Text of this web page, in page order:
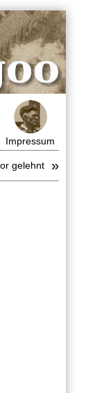
Impressum
gelehnt »